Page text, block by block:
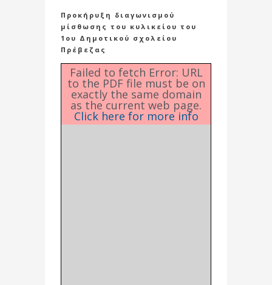
Προκήρυξη διαγωνισμού
μίσθωσης του κυλικείου του
1ου Δημοτικού σχολείου
Πρέβεζας
Failed to fetch Error: URL
to the PDF file must be on
exactly the same domain
as the current web page.
Click here for more info